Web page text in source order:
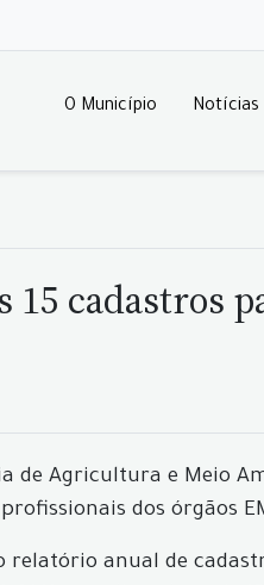
O Município Notícias
cadastros
de Agricultura e Meio
dos órgãos
anual de